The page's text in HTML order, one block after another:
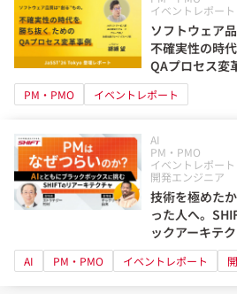
イベントレポート
ソフトウェア
不確実性の時
QAプロセス変
PM・PMO イベントレポート
AI
PM・PMO
イベントレポート
開発エンジニア
技術を極めた
った人へ。
ックアーキテ
AI PM・PMO イベントレポート